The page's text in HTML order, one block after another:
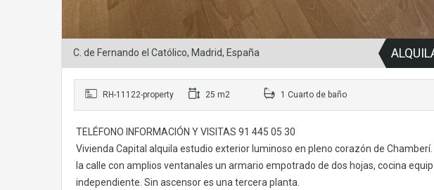
C. de Fernando el Católico, Madrid, España
RH-11122-property 25 m2 1 Cuarto de baño
TELÉFONO INFORMACIÓN Y VISITAS 91 445 05 30
Vivienda Capital alquila estudio exterior luminoso en pleno corazón de
la calle con amplios ventanales un armario empotrado de dos hojas, cocina
independiente. Sin ascensor es una tercera planta.